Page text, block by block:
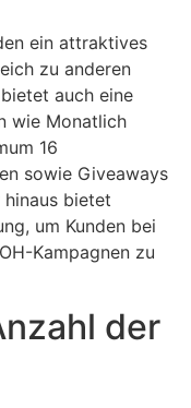
ein attraktives
zu anderen
auch eine
wie Monatlich
16
sowie Giveaways
hinaus bietet
um Kunden bei
Kampagnen zu
der